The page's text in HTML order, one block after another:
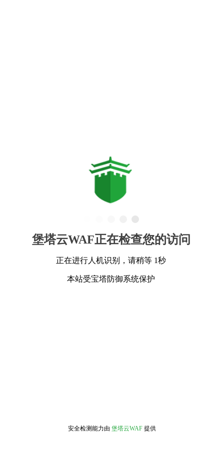
堡塔云WAF正在检查您的访问
正在进行人机识别，请稍等 1秒
本站受宝塔防御系统保护
安全检测能力由 堡塔云WAF 提供